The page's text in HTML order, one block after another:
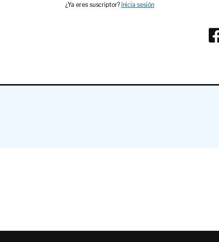
¿Ya eres suscriptor? Inicia sesión